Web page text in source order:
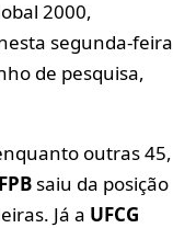
2000,
segunda-feira
de pesquisa,
outras 45,
saiu da posição
Já a UFCG